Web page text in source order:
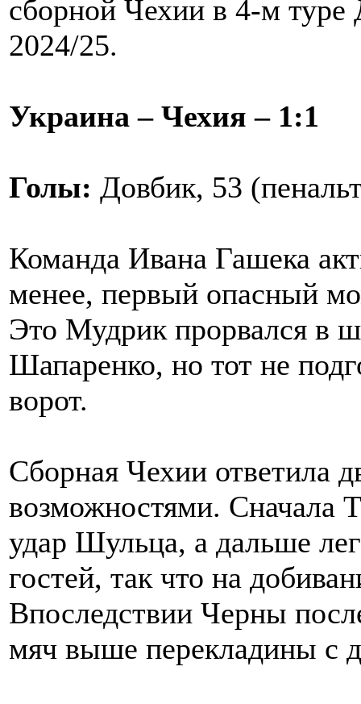
сборной Чехии в 4-м
2024/25.
Украина – Чехия – 1:1
Голы: Довбик, 53
Команда Ивана Гашека
менее, первый опасный
Это Мудрик прорвался в
Шапаренко, но тот не
ворот.
Сборная Чехии ответила
возможностями. Сначала
удар Шульца, а дальше
гостей, так что на
Впоследствии Черны
мяч выше перекладины с